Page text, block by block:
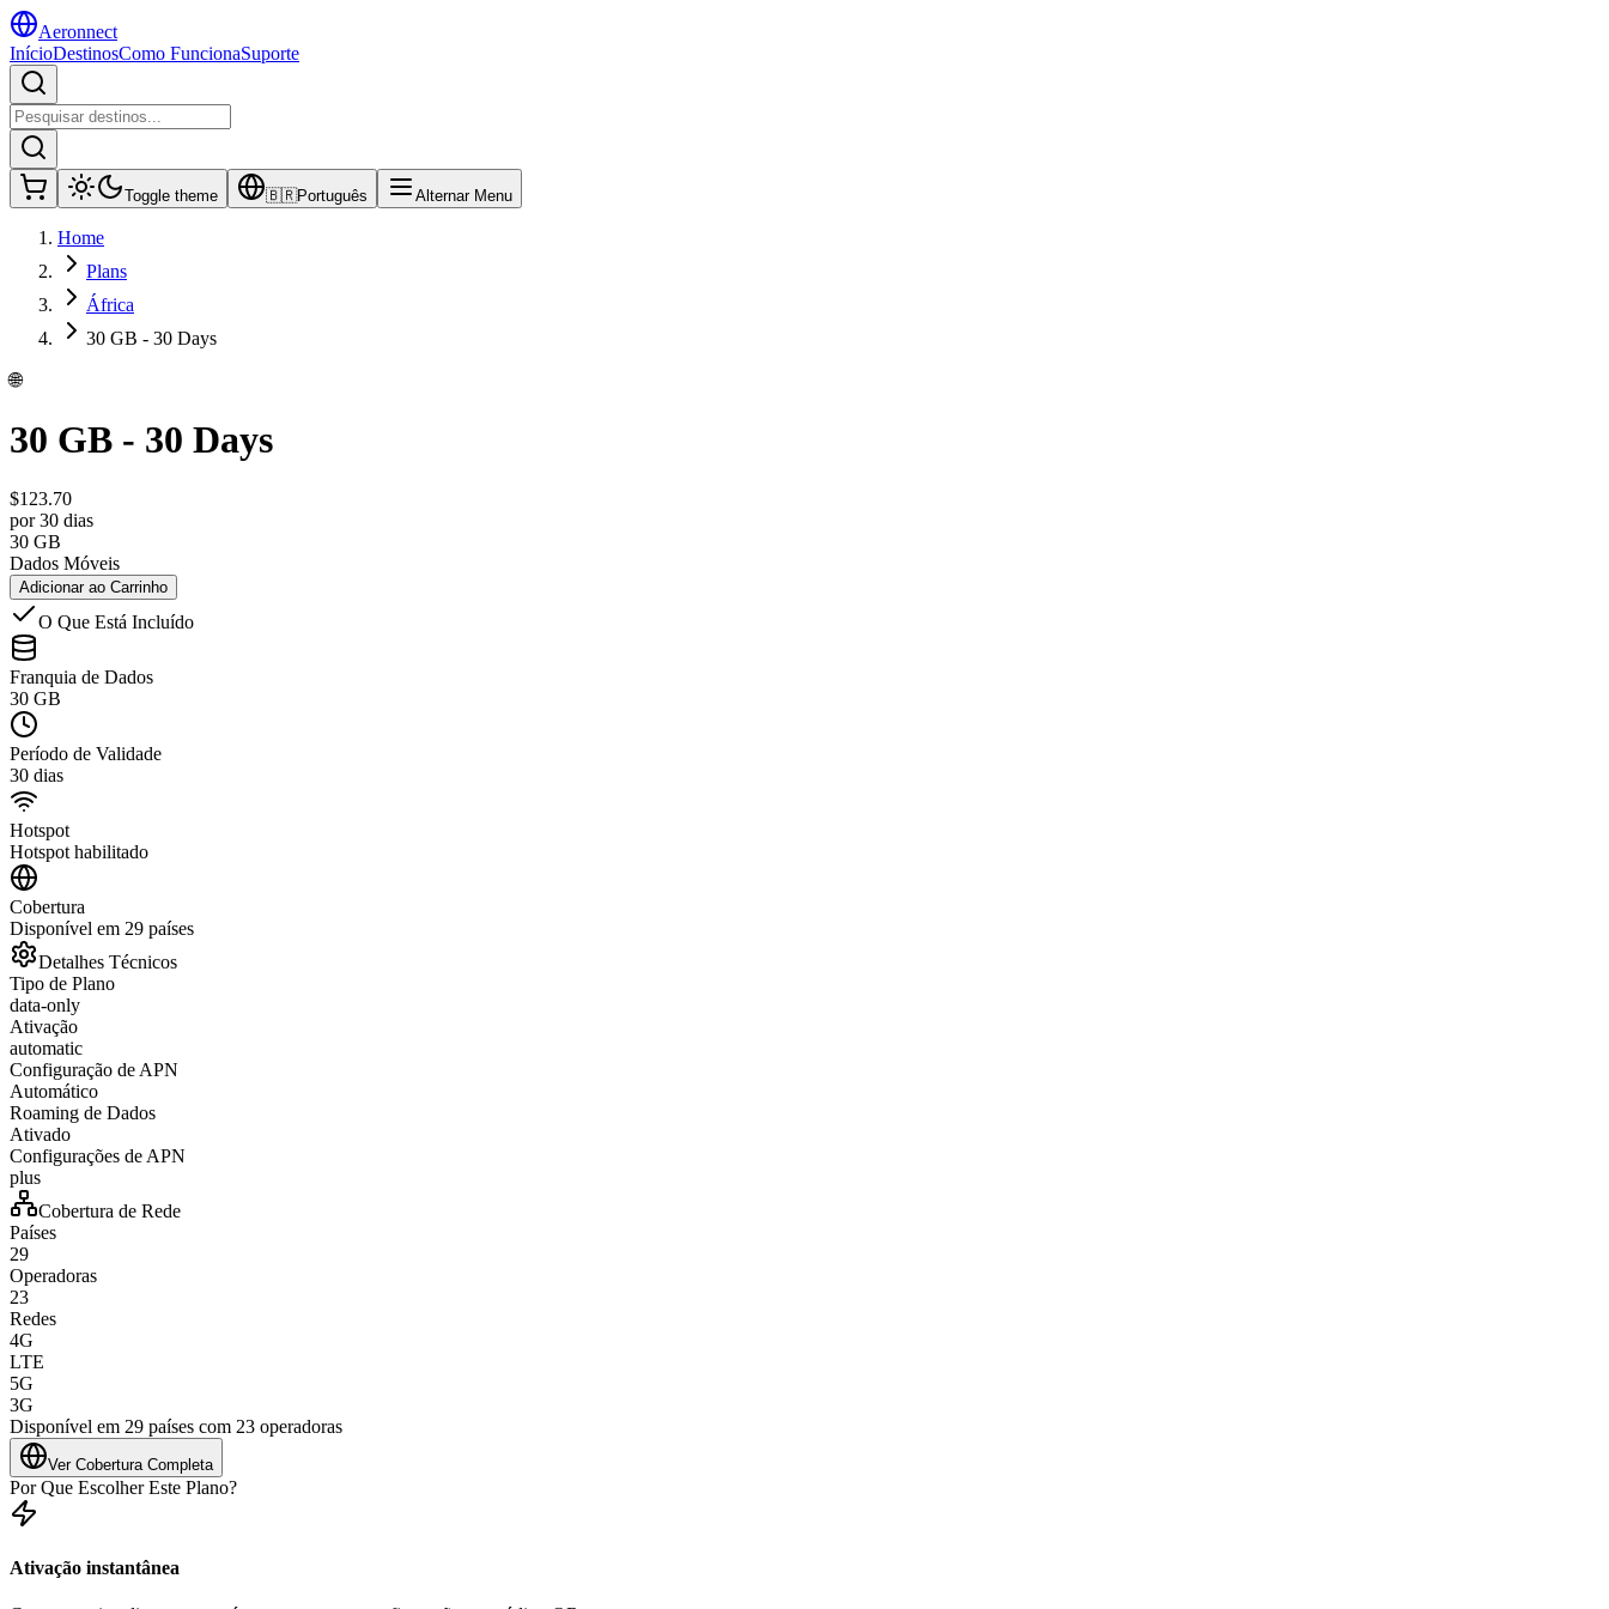
Aeronnect
InícioDestinosComo FuncionaSuporte
Toggle theme 🇧🇷Português Alternar Menu
Home
Plans
África
30 GB - 30 Days
🌐
30 GB - 30 Days
$123.70
por 30 dias
30 GB
Dados Móveis
Adicionar ao Carrinho
O Que Está Incluído
Franquia de Dados
30 GB
Período de Validade
30 dias
Hotspot
Hotspot habilitado
Cobertura
Disponível em 29 países
Detalhes Técnicos
Tipo de Plano
data-only
Ativação
automatic
Configuração de APN
Automático
Roaming de Dados
Ativado
Configurações de APN
plus
Cobertura de Rede
Países
29
Operadoras
23
Redes
4G
LTE
5G
3G
Disponível em 29 países com 23 operadoras
Ver Cobertura Completa
Por Que Escolher Este Plano?
Ativação instantânea